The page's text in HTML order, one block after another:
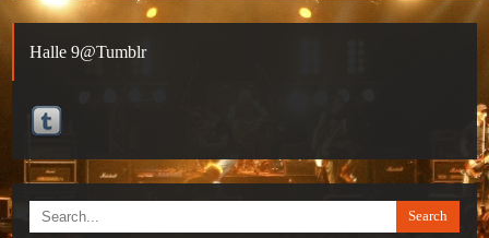
Halle 9@Tumblr
Search